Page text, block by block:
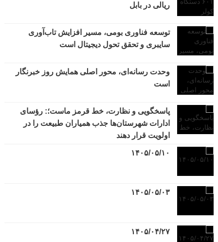
ریالی در بابل
توسعه فناوری بومی، مسیر افزایش تاب‌آوری
سایبری و تحقق تحول دیجیتال است
وحدت رسانه‌ای، محور اصلی همایش روز خبرنگار
است
پاسخگویی و نظارت، خط قرمز ماست؛: رؤسای
ادارات شهرستان‌ها جذب همیاران طبیعت را در
اولویت قرار دهند
۱۴۰۵/۰۵/۱۰
۱۴۰۵/۰۵/۰۳
۱۴۰۵/۰۴/۲۷